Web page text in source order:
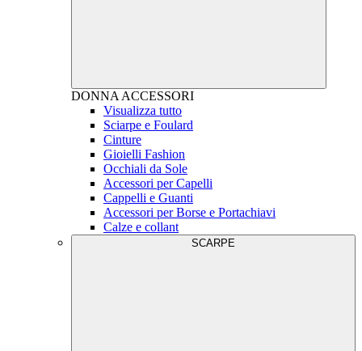
DONNA ACCESSORI
Visualizza tutto
Sciarpe e Foulard
Cinture
Gioielli Fashion
Occhiali da Sole
Accessori per Capelli
Cappelli e Guanti
Accessori per Borse e Portachiavi
Calze e collant
SCARPE